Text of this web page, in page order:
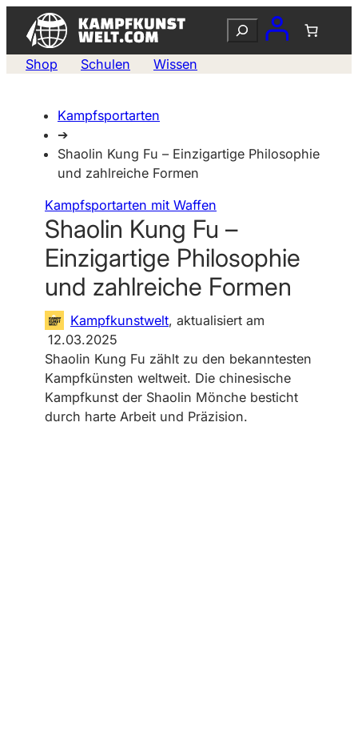
Inhalt
springen
Suchen
Shop Schulen Wissen
Kampfsportarten
➔
Shaolin Kung Fu – Einzigartige Philosophie
und zahlreiche Formen
Kampfsportarten mit Waffen
Shaolin Kung Fu –
Einzigartige Philosophie
und zahlreiche Formen
Kampfkunstwelt, aktualisiert am
12.03.2025
Shaolin Kung Fu zählt zu den bekanntesten
Kampfkünsten weltweit. Die chinesische
Kampfkunst der Shaolin Mönche besticht
durch harte Arbeit und Präzision.